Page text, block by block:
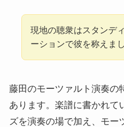
現地の聴衆はスタンデ
ーションで彼を称えま
藤田のモーツァルト演奏の
あります。楽譜に書かれて
ズを演奏の場で加え、モー